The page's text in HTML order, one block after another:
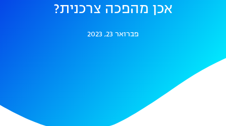
אכן מהפכה צרכנית?
פברואר 23, 2023